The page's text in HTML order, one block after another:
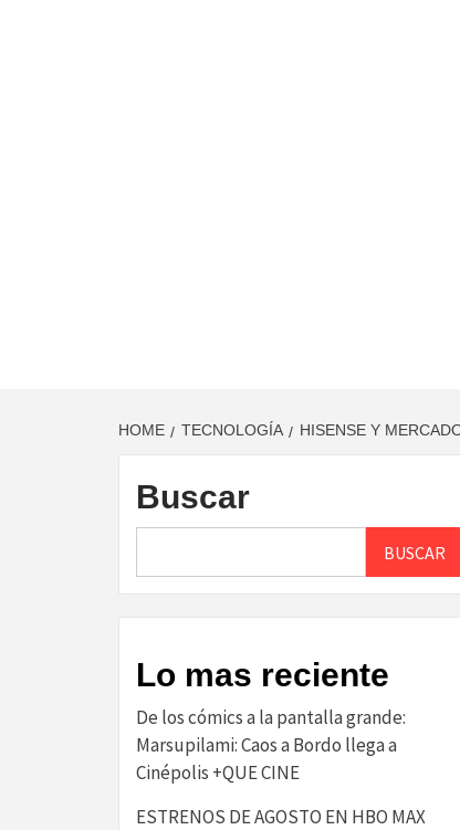
HOME TECNOLOGÍA HISENSE Y
Buscar
BUSCAR
Lo mas reciente
De los cómics a la pantalla grande:
Marsupilami: Caos a Bordo llega a
Cinépolis +QUE CINE
ESTRENOS DE AGOSTO EN HBO MAX